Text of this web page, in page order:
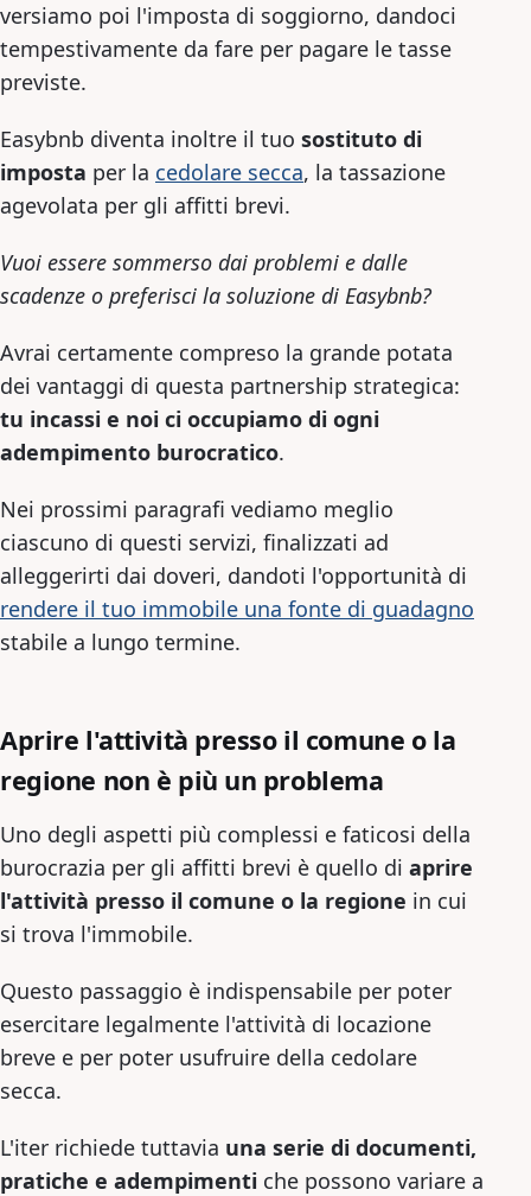
versiamo poi l'imposta di soggiorno, dandoci
tempestivamente da fare per pagare le tasse
previste.
Easybnb diventa inoltre il tuo sostituto di
imposta per la cedolare secca, la tassazione
agevolata per gli affitti brevi.
Vuoi essere sommerso dai problemi e dalle
scadenze o preferisci la soluzione di Easybnb?
Avrai certamente compreso la grande potata
dei vantaggi di questa partnership strategica:
tu incassi e noi ci occupiamo di ogni
adempimento burocratico.
Nei prossimi paragrafi vediamo meglio
ciascuno di questi servizi, finalizzati ad
alleggerirti dai doveri, dandoti l'opportunità di
rendere il tuo immobile una fonte di guadagno
stabile a lungo termine.
Aprire l'attività presso il comune o la
regione non è più un problema
Uno degli aspetti più complessi e faticosi della
burocrazia per gli affitti brevi è quello di aprire
l'attività presso il comune o la regione in cui
si trova l'immobile.
Questo passaggio è indispensabile per poter
esercitare legalmente l'attività di locazione
breve e per poter usufruire della cedolare
secca.
L'iter richiede tuttavia una serie di documenti,
pratiche e adempimenti che possono variare a